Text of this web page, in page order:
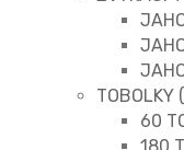
TOBOLKY
60